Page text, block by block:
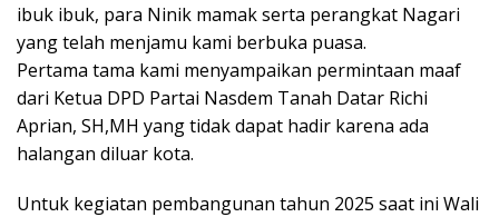
ibuk ibuk, para Ninik mamak serta perangkat Nagari
yang telah menjamu kami berbuka puasa.
Pertama tama kami menyampaikan permintaan maaf
dari Ketua DPD Partai Nasdem Tanah Datar Richi
Aprian, SH,MH yang tidak dapat hadir karena ada
halangan diluar kota.
Untuk kegiatan pembangunan tahun 2025 saat ini Wali